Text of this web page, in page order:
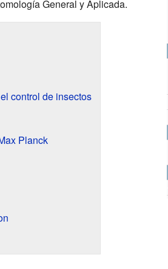
General y Aplicada.
control de insectos
Planck